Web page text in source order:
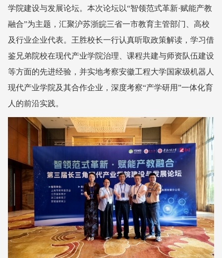
学院建设与发展论坛。本次论坛以“智领范式革新·赋能产教
融合”为主题，汇聚沪苏浙皖三省一市教育主管部门、高校
及行业企业代表。王胜校长一行认真听取政策解读，学习借
鉴兄弟院校在现代产业学院治理、课程共建与师资队伍建设
等方面的先进经验，并实地考察安徽工程大学国家级机器人
现代产业学院及其合作企业，深度考察“产学研用”一体化育
人的前沿实践。